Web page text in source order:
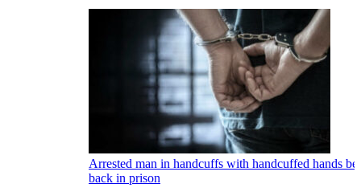
Arrested man in handcuffs with handcuffed hands
back in prison